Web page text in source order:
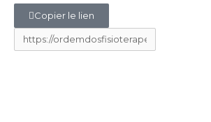
Copier le lien